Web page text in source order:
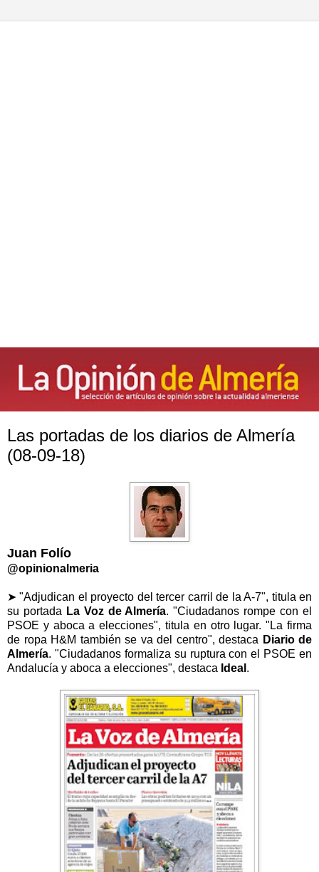
Las portadas de los diarios de Almería
(08-09-18)
Juan Folío
@opinionalmeria
➤ "Adjudican el proyecto del tercer carril de la A-7", titula en
su portada La Voz de Almería. "Ciudadanos rompe con el
PSOE y aboca a elecciones", titula en otro lugar. "La firma
de ropa H&M también se va del centro", destaca Diario de
Almería. "Ciudadanos formaliza su ruptura con el PSOE en
Andalucía y aboca a elecciones", destaca Ideal .